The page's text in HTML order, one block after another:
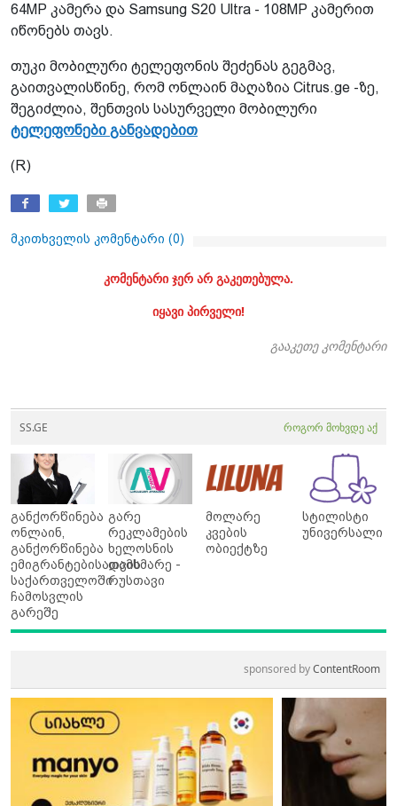
64MP კამერა და Samsung S20 Ultra - 108MP კამერით
იწონებს თავს.
თუკი მობილური ტელეფონის შეძენას გეგმავ,
გაითვალისწინე, რომ ონლაინ მაღაზია Citrus.ge -ზე,
შეგიძლია, შენთვის სასურველი მობილური
ტელეფონები განვადებით
(R)
მკითხველის კომენტარი (0)
კომენტარი ჯერ არ გაკეთებულა.
იყავი პირველი!
გააკეთე კომენტარი
SS.GE როგორ მოხვდე აქ
განქორწინება
ონლაინ,
განქორწინება
ემიგრანტებისათვის
საქართველოში
ჩამოსვლის
გარეშე
გარე
რეკლამების
ხელოსნის
დამხმარე -
რუსთავი
მოლარე
კვების
ობიექტზე
სტილისტი
უნივერსალი
sponsored byContentRoom